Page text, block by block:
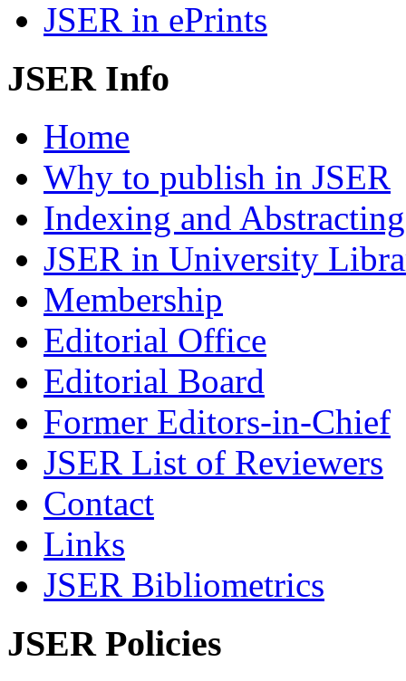
JSER in ePrints
JSER Info
Home
Why to publish in JSER
Indexing and Abstracting
JSER in University
Membership
Editorial Office
Editorial Board
Former Editors-in-Chief
JSER List of Reviewers
Contact
Links
JSER Bibliometrics
JSER Policies